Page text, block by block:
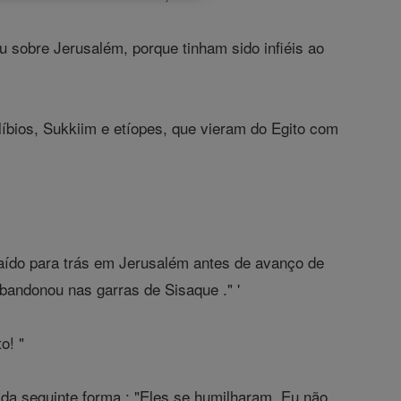
Jerusalém, porque tinham sido infiéis ao
Sukkiim e etíopes, que vieram do Egito com
para trás em Jerusalém antes de avanço de
nas garras de Sisaque ." '
"
seguinte forma : "Eles se humilharam. Eu não